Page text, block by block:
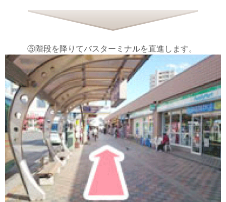
⑤階段を降りてバスターミナルを直進します。